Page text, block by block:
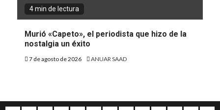
4 min de lectura
Murió «Capeto», el periodista que hizo de la
nostalgia un éxito
7 de agosto de 2026 ANUAR SAAD